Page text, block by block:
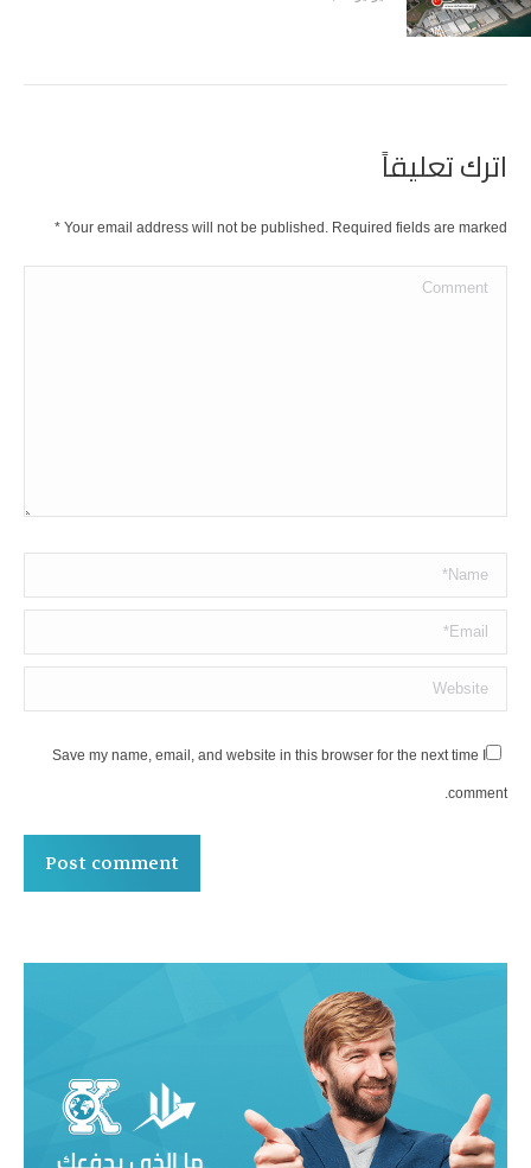
اترك تعليقاً
Your email address will not be published. Required fields are marked
*
Comment
Name *
Email *
Website
Save my name, email, and website in this browser for the next time I
comment.
Post comment